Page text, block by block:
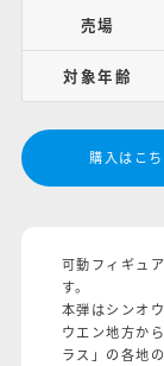
売場
対象年齢
購入はこ
可動フィギュ
す。
本弾はシンオ
ウエン地方か
ラス」の各地